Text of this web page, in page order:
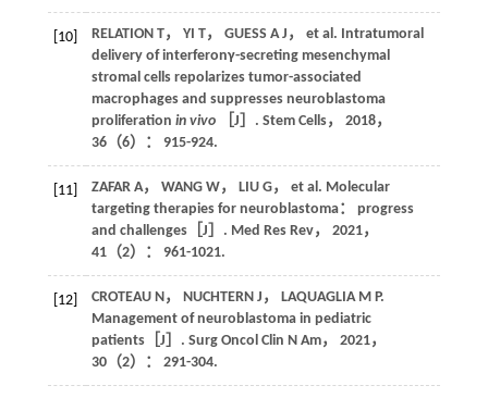
[10] RELATION T， YI T， GUESS A J ， et al. Intratumoral
delivery of interferonγ-secreting mesenchymal
stromal cells repolarizes tumor-associated
macrophages and suppresses neuroblastoma
proliferation in vivo［J］. Stem Cells， 2018，
36（6）： 915-924.
[11] ZAFAR A， WANG W， LIU G， et al. Molecular
targeting therapies for neuroblastoma： progress
and challenges［J］. Med Res Rev， 2021，
41（2）： 961-1021.
[12] CROTEAU N， NUCHTERN J ， LAQUAGLIA M P.
Management of neuroblastoma in pediatric
patients［J］. Surg Oncol Clin N Am， 2021，
30（2）： 291-304.